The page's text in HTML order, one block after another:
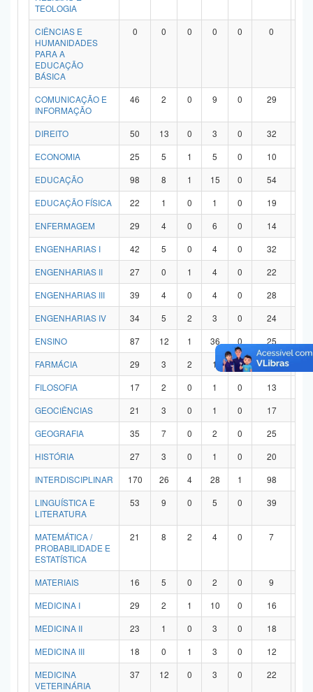
TEOLOGIA
CIÊNCIAS E
HUMANIDADES
PARA A
EDUCAÇÃO
BÁSICA
0 0 0 0 0 0
COMUNICAÇÃO E
INFORMAÇÃO
46 2 0 9 0 29
DIREITO 50 13 0 3 0 32
ECONOMIA
25 5 1 5 0 10
EDUCAÇÃO
98 8 1 15 0 54
EDUCAÇÃO FÍSICA
22 1 0 1 0 19
ENFERMAGEM
29 4 0 6 0 14
ENGENHARIAS I
42 5 0 4 0 32
ENGENHARIAS II
27 0 1 4 0 22
ENGENHARIAS III
39 4 0 4 0 28
ENGENHARIAS IV
34 5 2 3 0 24
ENSINO
87 12 1 36 0 25
FARMÁCIA
29 3 2 1 0 21
FILOSOFIA
17 2 0 1 0 13
GEOCIÊNCIAS
21 3 0 1 0 17
GEOGRAFIA
35 7 0 2 0 25
HISTÓRIA
27 3 0 1 0 20
INTERDISCIPLINAR
170 26 4 28 1 98
LINGUÍSTICA E
LITERATURA
53 9 0 5 0 39
MATEMÁTICA /
PROBABILIDADE E
ESTATÍSTICA
21 8 2 4 0 7
MATERIAIS 16 5 0 2 0 9
MEDICINA I
29 2 1 10 0 16
MEDICINA II
23 1 0 3 0 18
MEDICINA III
18 0 1 3 0 12
MEDICINA
VETERINÁRIA
37 12 0 3 0 22